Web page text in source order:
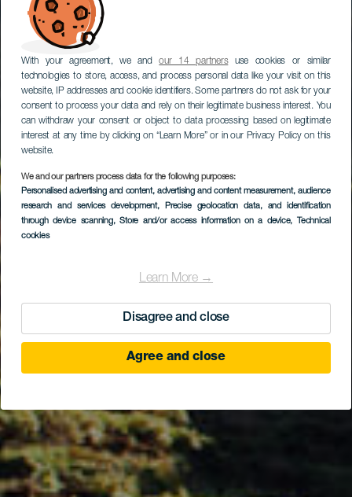
With your agreement, we andour 14 partnersuse cookies or similar
technologies to store, access, and process personal data like your visit on this
website, IP addresses and cookie identifiers. Some partners do not ask for your
consent to process your data and rely on their legitimate business interest. You
can withdraw your consent or object to data processing based on legitimate
interest at any time by clicking on “Learn More” or in our Privacy Policy on this
website.
We and our partners process data for the following purposes:
Personalised advertising and content, advertising and content measurement, audience
research and services development, Precise geolocation data, and identification
through device scanning, Store and/or access information on a device, Technical
cookies
Learn More →
Disagree and close
Agree and close
Echedo